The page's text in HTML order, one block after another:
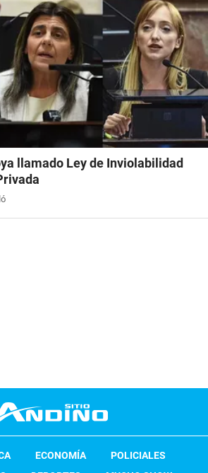
llamado Ley de Inviolabilidad
ECONOMÍA
POLICIALES